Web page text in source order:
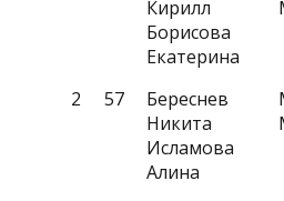
Кирилл
Борисова
Екатерина
2 57
Береснев
Никита
Исламова
Алина